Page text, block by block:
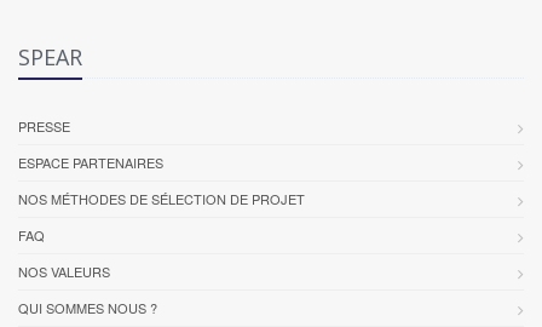
SPEAR
PRESSE
ESPACE PARTENAIRES
NOS MÉTHODES DE SÉLECTION DE PROJET
FAQ
NOS VALEURS
QUI SOMMES NOUS ?